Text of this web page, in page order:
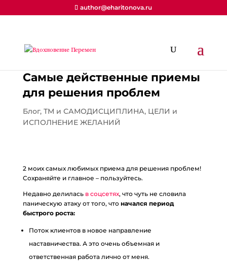
author@eharitonova.ru
Самые действенные приемы
для решения проблем
Блог, ТМ и САМОДИСЦИПЛИНА, ЦЕЛИ и
ИСПОЛНЕНИЕ ЖЕЛАНИЙ
2 моих самых любимых приема для решения проблем!
Сохраняйте и главное – пользуйтесь.
Недавно делилась в соцсетях, что чуть не словила
паническую атаку от того, что начался период
быстрого роста:
Поток клиентов в новое направление
наставничества. А это очень объемная и
ответственная работа лично от меня.